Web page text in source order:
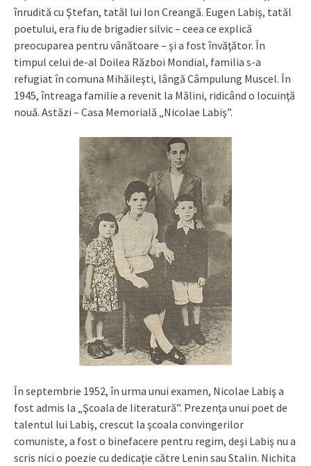
înrudită cu Ştefan, tatăl lui Ion Creangă. Eugen Labiş, tatăl
poetului, era fiu de brigadier silvic – ceea ce explică
preocuparea pentru vânătoare – şi a fost învăţător. În
timpul celui de-al Doilea Război Mondial, familia s-a
refugiat în comuna Mihăileşti, lângă Câmpulung Muscel. În
1945, întreaga familie a revenit la Mălini, ridicând o locuinţă
nouă. Astăzi – Casa Memorială „Nicolae Labiş”.
În septembrie 1952, în urma unui examen, Nicolae Labiş a
fost admis la „Şcoala de literatură”. Prezenţa unui poet de
talentul lui Labiş, crescut la şcoala convingerilor
comuniste, a fost o binefacere pentru regim, deşi Labiş nu a
scris nici o poezie cu dedicaţie către Lenin sau Stalin. Nichita